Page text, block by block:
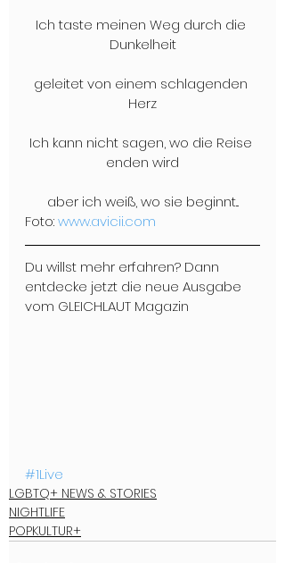
Ich taste meinen Weg durch die
Dunkelheit
geleitet von einem schlagenden
Herz
Ich kann nicht sagen, wo die Reise
enden wird
aber ich weiß, wo sie beginnt...
Foto: www.avicii.com
Du willst mehr erfahren? Dann
entdecke jetzt die neue Ausgabe
vom GLEICHLAUT Magazin
#1Live
LGBTQ+ NEWS & STORIES
NIGHTLIFE
POPKULTUR+